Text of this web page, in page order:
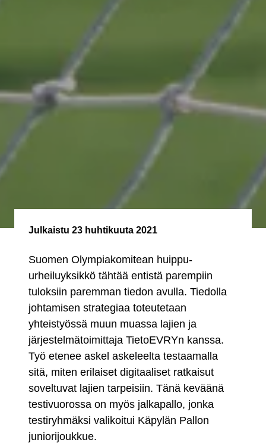
Julkaistu 23 huhtikuuta 2021
Suomen Olympiakomitean huippu-
urheiluyksikkö tähtää entistä parempiin
tuloksiin paremman tiedon avulla. Tiedolla
johtamisen strategiaa toteutetaan
yhteistyössä muun muassa lajien ja
järjestelmätoimittaja TietoEVRYn kanssa.
Työ etenee askel askeleelta testaamalla
sitä, miten erilaiset digitaaliset ratkaisut
soveltuvat lajien tarpeisiin. Tänä keväänä
testivuorossa on myös jalkapallo, jonka
testiryhmäksi valikoitui Käpylän Pallon
juniorijoukkue.